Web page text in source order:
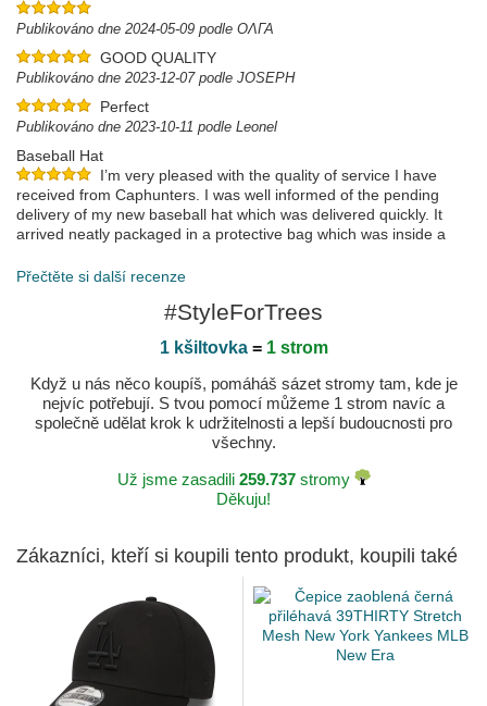
Publikováno dne 2024-05-09 podle ΟΛΓΑ
GOOD QUALITY
Publikováno dne 2023-12-07 podle JOSEPH
Perfect
Publikováno dne 2023-10-11 podle Leonel
Baseball Hat
I’m very pleased with the quality of service I have
received from Caphunters. I was well informed of the pending
delivery of my new baseball hat which was delivered quickly. It
arrived neatly packaged in a protective bag which was inside a
dispatch.
Přečtěte si další recenze
#StyleForTrees
1 kšiltovka= 1 strom
Když u nás něco koupíš, pomáháš sázet stromy tam, kde je
nejvíc potřebují. S tvou pomocí můžeme 1 strom navíc a
společně udělat krok k udržitelnosti a lepší budoucnosti pro
všechny.
Už jsme zasadili 259.737stromy
Děkuju!
Zákazníci, kteří si koupili tento produkt, koupili také